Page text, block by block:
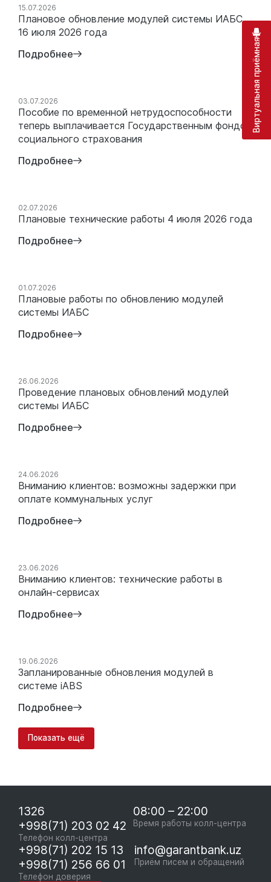
15.07.2026
Плановое обновление модулей системы ИАБС
16 июля 2026 года
Подробнее
03.07.2026
Пособие по временной нетрудоспособности
теперь выплачивается Государственным фондом
социального страхования
Подробнее
02.07.2026
Плановые технические работы 4 июля 2026 года
Подробнее
01.07.2026
Плановые работы по обновлению модулей
системы ИАБС
Подробнее
26.06.2026
Проведение плановых обновлений модулей
системы ИАБС
Подробнее
24.06.2026
Вниманию клиентов: возможны задержки при
оплате коммунальных услуг
Подробнее
23.06.2026
Вниманию клиентов: технические работы в
онлайн-сервисах
Подробнее
19.06.2026
Запланированные обновления модулей в
системе iABS
Подробнее
Показать ещё
1326
+998(71) 203 02 42
Телефон колл-центра
08:00 – 22:00
Время работы колл-центра
+998(71) 202 15 13
+998(71) 256 66 01
Телефон доверия
info@garantbank.uz
Приём писем и обращений
Виртуальная приёмная